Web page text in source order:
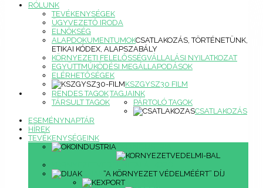
RÓLUNK
TEVÉKENYSÉGEK
ÜGYVEZETŐ IRODA
ELNÖKSÉG
ALAPDOKUMENTUMOKCSATLAKOZÁS, TÖRTÉNETÜNK,
ETIKAI KÓDEX, ALAPSZABÁLY
KÖRNYEZETI FELELŐSSÉGVÁLLALÁSI NYILATKOZAT
EGYÜTTMŰKÖDÉSI MEGÁLLAPODÁSOK
ELÉRHETŐSÉGEK
KSZGYSZ30 FILM
TAGJAINK
RENDES TAGOK
TÁRSULT TAGOK
PÁRTOLÓ TAGOK
CSATLAKOZÁS
ESEMÉNYNAPTÁR
HÍREK
TEVÉKENYSÉGEINK
“A KÖRNYEZET VÉDELMÉÉRT” DÍJ
KEXPORT